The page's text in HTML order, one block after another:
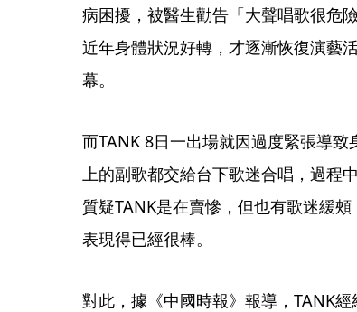
病困擾，被醫生勸告「大聲唱歌很危
近年身體狀況好轉，才逐漸恢復演藝
幕。
而TANK 8日一出場就因過度緊張導
上的副歌都交給台下歌迷合唱，過程
質疑TANK是在賣慘，但也有歌迷緩
表現得已經很棒。
對此，據《中國時報》報導，TANK